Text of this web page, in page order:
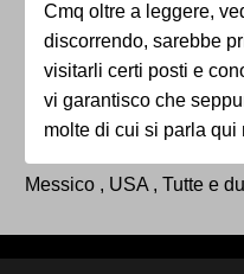
Cmq oltre a leggere,
discorrendo, sarebbe
visitarli certi posti e
vi garantisco che
molte di cui si parla qui
Messico , USA , Tutte e